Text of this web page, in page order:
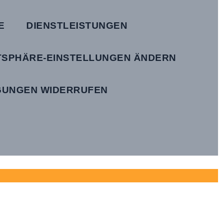
DIENSTLEISTUNGEN
EINSTELLUNGEN ÄNDERN
WIDERRUFEN